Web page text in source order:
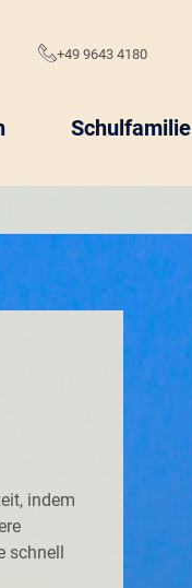
+49 9643 4180
Schulfamilie
indem
schnell